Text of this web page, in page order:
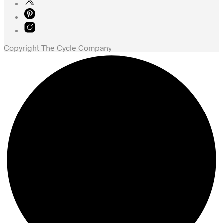
Copyright The Cycle Company